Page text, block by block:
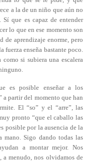
a la de un niño que aún no
que es capaz de entender
lo que en ese momento son
de aprendizaje enorme, pero
enseña bastante poco.
si subiera una escalera
es posible enseñar a los
partir del momento que han
El “so” y el “arre”, las
pronto “que el caballo las
posible por la ausencia de la
mano. Sigo dando todas las
a montar mejor. Nos
menudo, nos olvidamos de